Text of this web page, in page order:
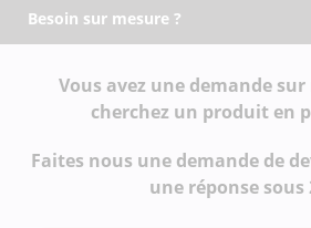
Besoin sur mesure ?
Vous avez une demande sur
cherchez un produit en
Faites nous une demande de
une réponse sous